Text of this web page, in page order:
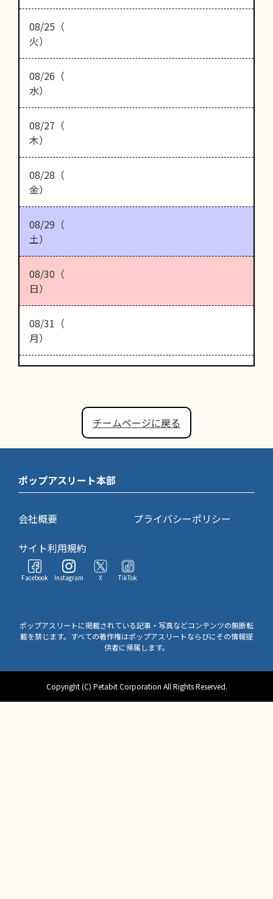
08/25（
火）
08/26（
水）
08/27（
木）
08/28（
金）
08/29（
土）
08/30（
日）
08/31（
月）
チームページに戻る
ポップアスリート本部
会社概要
プライバシーポリシー
サイト利用規約
Facebook Instagram X TikTok
ポップアスリートに掲載されている記事・写真などコンテンツの無断転
載を禁じます。すべての著作権はポップアスリートならびにその情報提
供者に帰属します。
Copyright (C) Petabit Corporation All Rights Reserved.